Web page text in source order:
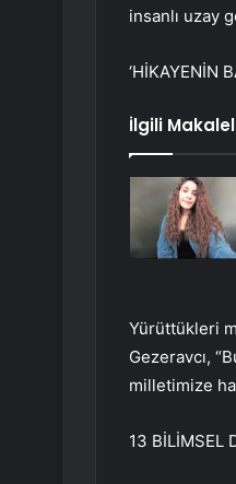
insanlı uzay
‘HİKAYENİN
İlgili
Yürüttükleri
Gezeravcı,
milletimize
13 BİLİMSEL